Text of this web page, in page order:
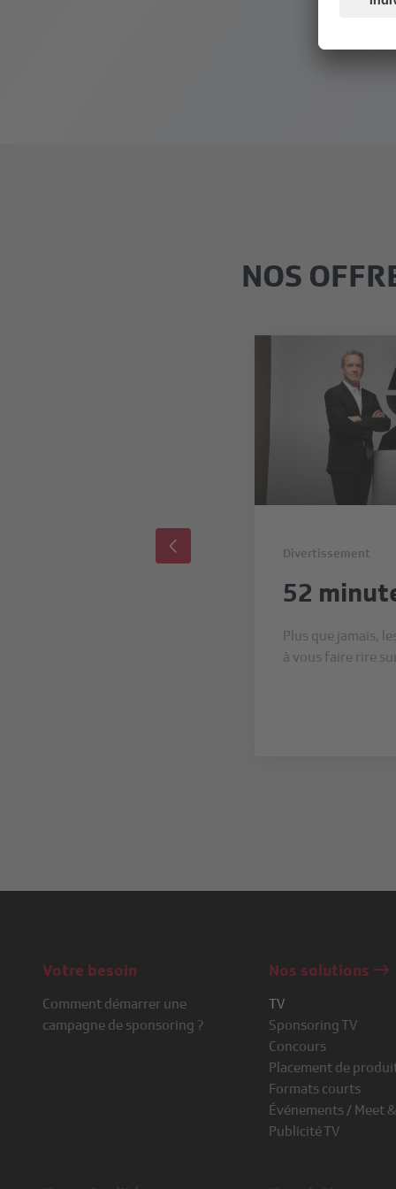
NOS
Divertissement
52
Plus que jamais,
à vous faire rire
Votre besoin
Comment démarrer une
campagne de sponsoring ?
Nos solutions
TV
Sponsoring TV
Concours
Placement de
Formats courts
Événements / Meet
Publicité TV